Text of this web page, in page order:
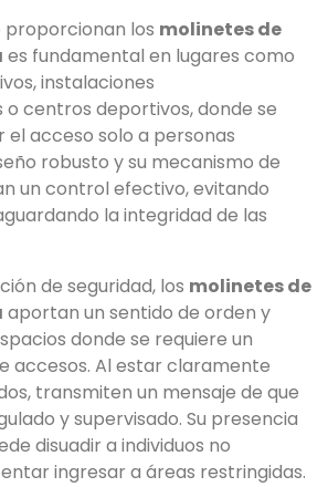
proporcionan los molinetes de
es fundamental en lugares como
instalaciones
centros deportivos, donde se
acceso solo a personas
robusto y su mecanismo de
un control efectivo, evitando
la integridad de las
de seguridad, los molinetes de
aportan un sentido de orden y
donde se requiere un
accesos. Al estar claramente
transmiten un mensaje de que
y supervisado. Su presencia
disuadir a individuos no
ingresar a áreas restringidas.